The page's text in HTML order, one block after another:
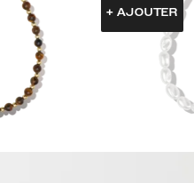
+ AJOUTER